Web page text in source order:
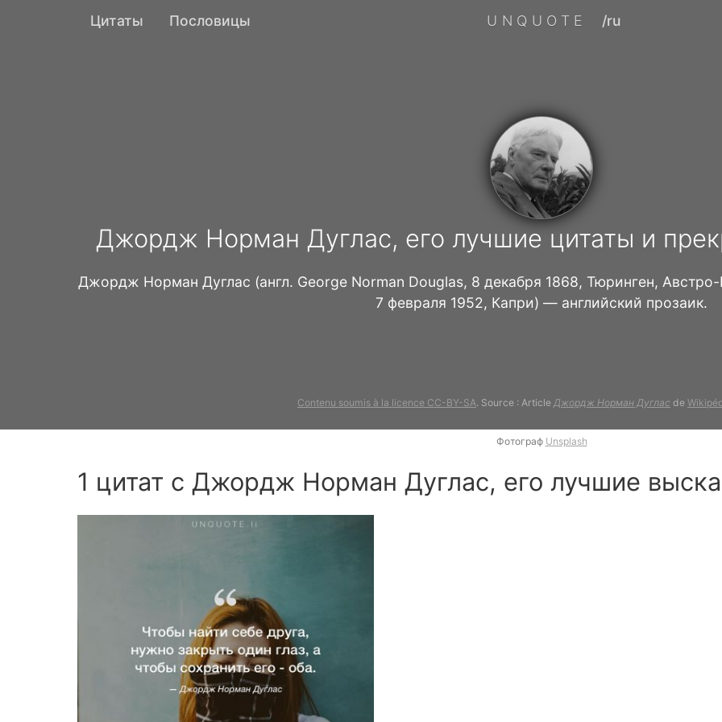
Цитаты Пословицы UNQUOTE /ru
Джордж Норман Дуглас, его лучшие цитаты и
Джордж Норман Дуглас (англ. George Norman Douglas, 8 декабря 1868, Тюринген,
7 февраля 1952, Капри) — английский прозаик.
Contenu soumis à la licence CC-BY-SA. Source : Article Джордж Норман Дуглас de
Фотограф Unsplash
1 цитат с Джордж Норман Дуглас, его лучшие